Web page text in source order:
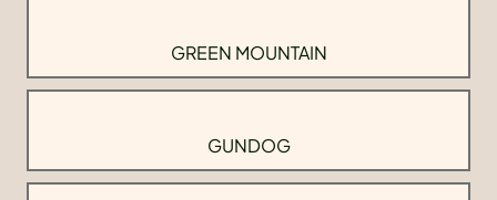
GREEN MOUNTAIN
GUNDOG